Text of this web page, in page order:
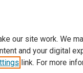
© 2026 Elsevier, ses
aux technologies similaires.
our site work. We
and your digital
link. For more